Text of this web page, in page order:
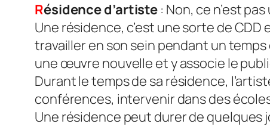
Résidence d’artiste : Non, ce n’est
Une résidence, c’est une sorte de
travailler en son sein pendant un
une œuvre nouvelle et y associe le
Durant le temps de sa résidence,
conférences, intervenir dans des
Une résidence peut durer de quelques